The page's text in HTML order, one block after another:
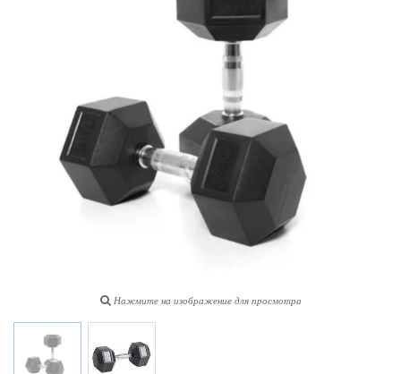
Нажмите на изображение для просмотра